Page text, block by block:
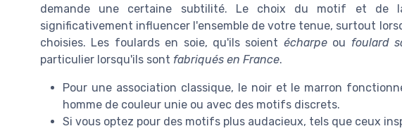
demande une certaine subtilité. Le choix du motif et de
significativement influencer l'ensemble de votre tenue, surtout
choisies. Les foulards en soie, qu'ils soient écharpeou foulard
particulier lorsqu'ils sont fabriqués en France.
Pour une association classique, le noir et le marron
homme de couleur unie ou avec des motifs discrets.
Si vous optez pour des motifs plus audacieux, tels que ceux